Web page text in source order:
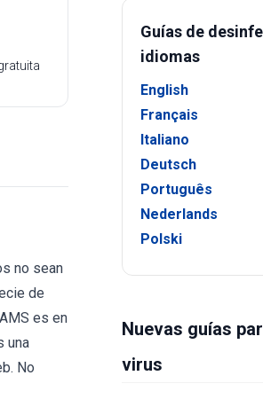
no sean
de
es en
una
No
Guías de
idiomas
English
Français
Italiano
Deutsch
Português
Nederlands
Polski
Nuevas guías
virus